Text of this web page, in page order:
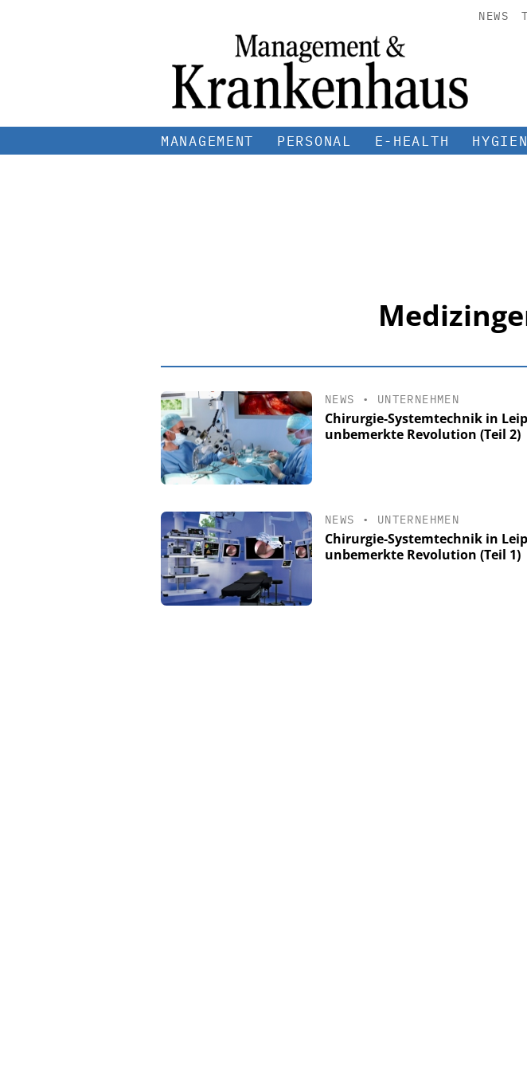
NEWS
MANAGEMENT PERSONAL E-HEALTH
NEWS • UNTERNEHMEN
Chirurgie-Systemtechnik in
unbemerkte Revolution (Teil 2)
NEWS • UNTERNEHMEN
Chirurgie-Systemtechnik in
unbemerkte Revolution (Teil 1)
EASY SOFTWARE AG
Ordnung